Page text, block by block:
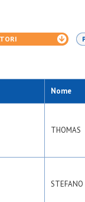
Nome
THOMAS